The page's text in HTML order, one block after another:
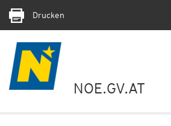
Drucken
NOE.GV.AT